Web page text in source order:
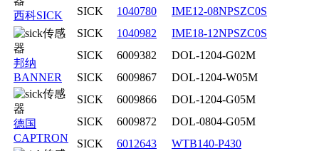
西科SICK
邦纳
BANNER
德国
CAPTRON
SICK
1040780
IME12-08NPSZC0S
SICK
1040982
IME18-12NPSZC0S
SICK
6009382
DOL-1204-G02M
SICK
6009867
DOL-1204-W05M
SICK
6009866
DOL-1204-G05M
SICK
6009872
DOL-0804-G05M
SICK
6012643
WTB140-P430